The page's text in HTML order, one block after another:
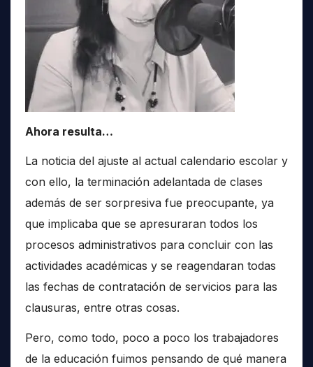
Ahora resulta…
La noticia del ajuste al actual calendario escolar y
con ello, la terminación adelantada de clases
además de ser sorpresiva fue preocupante, ya
que implicaba que se apresuraran todos los
procesos administrativos para concluir con las
actividades académicas y se reagendaran todas
las fechas de contratación de servicios para las
clausuras, entre otras cosas.
Pero, como todo, poco a poco los trabajadores
de la educación fuimos pensando de qué manera